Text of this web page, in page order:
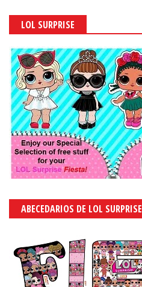
LOL SURPRISE
ABECEDARIOS DE LOL SURPRISE